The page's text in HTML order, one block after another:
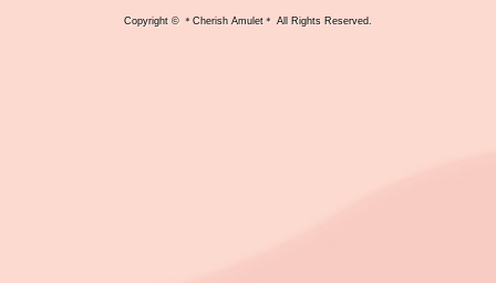
Copyright © ＊Cherish Amulet＊ All Rights Reserved.